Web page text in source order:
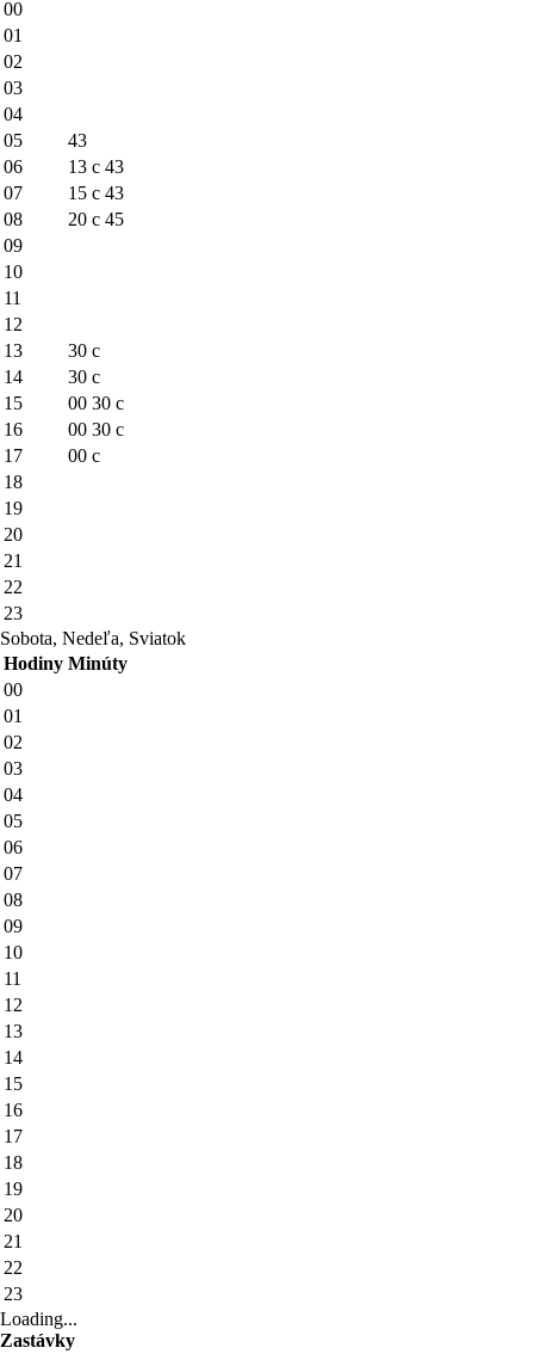
00
01
02
03
04
05
43
06
13 c 43
07
15 c 43
08
20 c 45
09
10
11
12
13
30 c
14
30 c
15
00 30 c
16
00 30 c
17
00 c
18
19
20
21
22
23
Sobota, Nedeľa, Sviatok
Hodiny Minúty
00
01
02
03
04
05
06
07
08
09
10
11
12
13
14
15
16
17
18
19
20
21
22
23
Loading...
Zastávky